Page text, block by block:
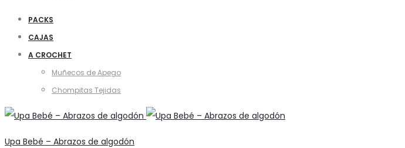
PACKS
CAJAS
A CROCHET
Muñecos de Apego
Chompitas Tejidas
Upa Bebé – Abrazos de algodón